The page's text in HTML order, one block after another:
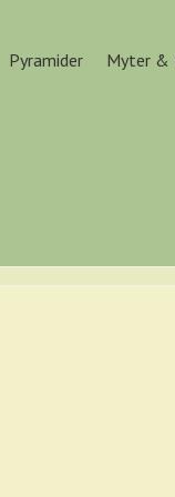
Pyramider Myter